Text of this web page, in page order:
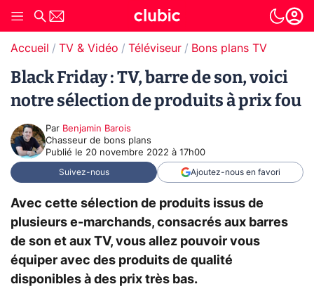
Accueil TV & Vidéo Téléviseur Bons plans TV
Black Friday : TV, barre de son, voici
notre sélection de produits à prix fou
Par Benjamin Barois
Chasseur de bons plans
Publié le 20 novembre 2022 à 17h00
Suivez-nous Ajoutez-nous en favori
Avec cette sélection de produits issus de
plusieurs e-marchands, consacrés aux barres
de son et aux TV, vous allez pouvoir vous
équiper avec des produits de qualité
disponibles à des prix très bas.